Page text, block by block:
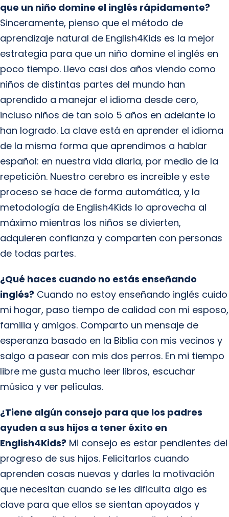
que un niño domine el inglés rápidamente?
Sinceramente, pienso que el método de
aprendizaje natural de English4Kids es la mejor
estrategia para que un niño domine el inglés en
poco tiempo. Llevo casi dos años viendo como
niños de distintas partes del mundo han
aprendido a manejar el idioma desde cero,
incluso niños de tan solo 5 años en adelante lo
han logrado. La clave está en aprender el idioma
de la misma forma que aprendimos a hablar
español: en nuestra vida diaria, por medio de la
repetición. Nuestro cerebro es increíble y este
proceso se hace de forma automática, y la
metodología de English4Kids lo aprovecha al
máximo mientras los niños se divierten,
adquieren confianza y comparten con personas
de todas partes.
¿Qué haces cuando no estás enseñando
inglés? Cuando no estoy enseñando inglés cuido
mi hogar, paso tiempo de calidad con mi esposo,
familia y amigos. Comparto un mensaje de
esperanza basado en la Biblia con mis vecinos y
salgo a pasear con mis dos perros. En mi tiempo
libre me gusta mucho leer libros, escuchar
música y ver películas.
¿Tiene algún consejo para que los padres
ayuden a sus hijos a tener éxito en
English4Kids? Mi consejo es estar pendientes del
progreso de sus hijos. Felicitarlos cuando
aprenden cosas nuevas y darles la motivación
que necesitan cuando se les dificulta algo es
clave para que ellos se sientan apoyados y